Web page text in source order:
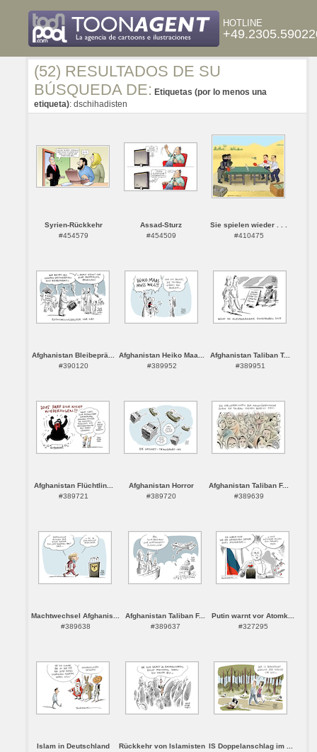
HOTLINE
(52) RESULTADOS DE SU
BÚSQUEDA DE: Etiquetas (por lo menos una
etiqueta): dschihadisten
Syrien-Rückkehr
#454579
Assad-Sturz
#454509
Sie spielen wieder . . .
#410475
Afghanistan Bleibeprä...
#390120
Afghanistan Heiko Maa...
#389952
Afghanistan Taliban T...
#389951
Afghanistan Flüchtlin...
#389721
Afghanistan Horror
#389720
Afghanistan Taliban F...
#389639
Machtwechsel Afghanis...
#389638
Afghanistan Taliban F...
#389637
Putin warnt vor Atomk...
#327295
Islam in Deutschland
Rückkehr von Islamisten IS Doppelanschlag im ...